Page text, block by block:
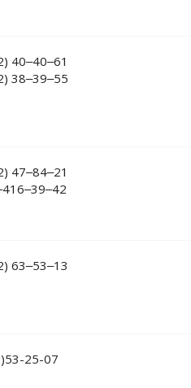
40‒40‒61
38‒39‒55
47‒84‒21
63‒53‒13
25-07